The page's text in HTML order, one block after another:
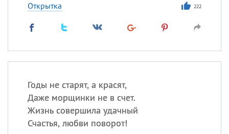
Открытка 222
Годы не старят, а красят,
Даже морщинки не в счет.
Жизнь совершила удачный
Счастья, любви поворот!